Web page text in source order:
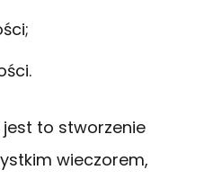
jest to stworzenie
wieczorem,